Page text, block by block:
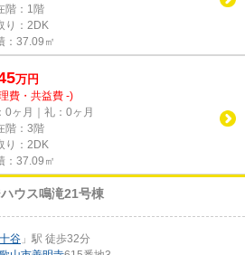
階：1階
り：2DK
：37.09㎡
万円
費・共益費 -)
0ヶ月｜礼：0ヶ月
階：3階
り：2DK
：37.09㎡
ウス鳴滝21号棟
谷 」駅 徒歩32分